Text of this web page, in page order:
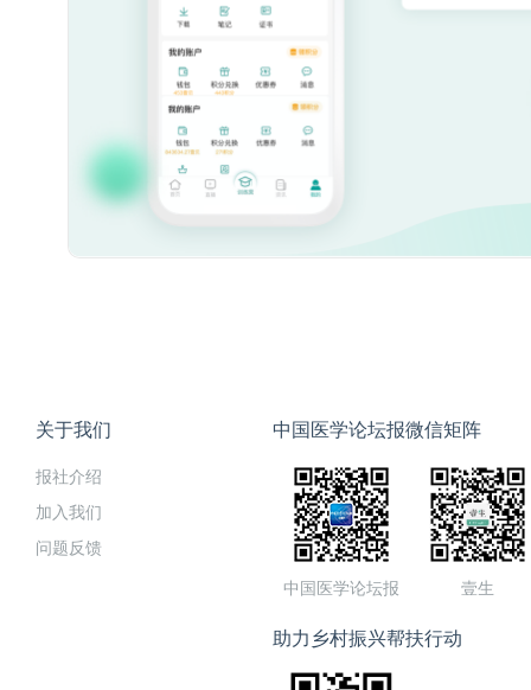
关于我们
报社介绍
加入我们
问题反馈
中国医学论坛报微信矩阵
中国医学论坛报 壹生
助力乡村振兴帮扶行动